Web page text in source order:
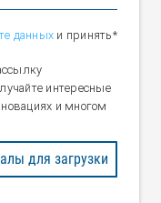
24 В DC
данных и принять*
интересные
и многом
для загрузки